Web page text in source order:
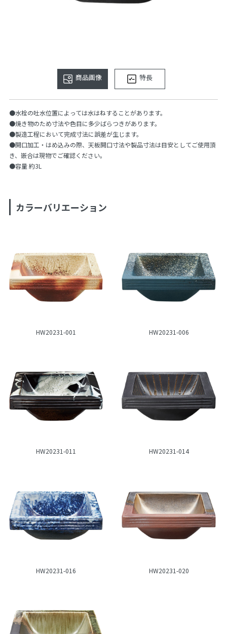
商品画像 特長
●水栓の吐水位置によっては水はねすることがあります。
●焼き物のため寸法や色目に多少ばらつきがあります。
●製造工程において完成寸法に誤差が生じます。
●開口加工・はめ込みの際、天板開口寸法や製品寸法は目安としてご使用頂
き、嵌合は現物でご確認ください。
●容量 約3L
カラーバリエーション
HW20231-001 HW20231-006
HW20231-011 HW20231-014
HW20231-016 HW20231-020